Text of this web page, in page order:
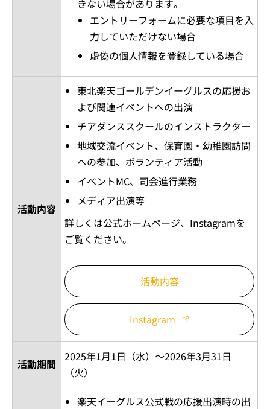
きない場合があります。
エントリーフォームに必要な項目を入
力していただけない場合
虚偽の個人情報を登録している場合
活動内容
東北楽天ゴールデンイーグルスの応援お
よび関連イベントへの出演
チアダンススクールのインストラクター
地域交流イベント、保育園・幼稚園訪問
への参加、ボランティア活動
イベントMC、司会進行業務
メディア出演等
詳しくは公式ホームページ、Instagramを
ご覧ください。
活動内容
Instagram
活動期間
2025年1月1日（水）～2026年3月31日
（火）
楽天イーグルス公式戦の応援出演時の出